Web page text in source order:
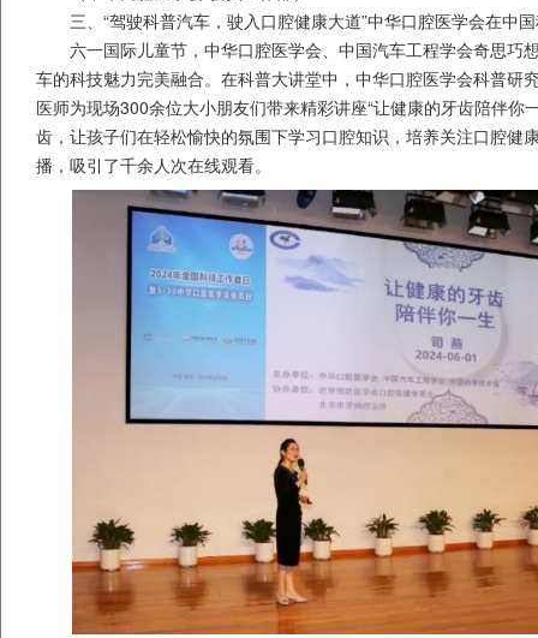
三、“驾驶科普汽车，驶入口腔健康大道”中华口腔医学会在中
六一国际儿童节，中华口腔医学会、中国汽车工程学会奇思巧
车的科技魅力完美融合。在科普大讲堂中，中华口腔医学会科普研
医师为现场300余位大小朋友们带来精彩讲座“让健康的牙齿陪伴你
齿，让孩子们在轻松愉快的氛围下学习口腔知识，培养关注口腔健
播，吸引了千余人次在线观看。